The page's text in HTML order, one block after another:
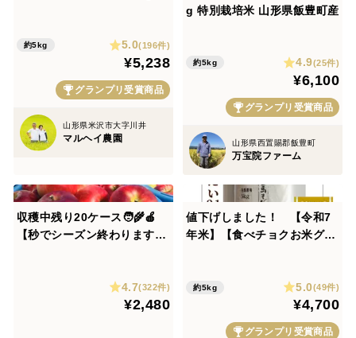
約5kg 5.0(196件)
¥5,238
グランプリ受賞商品
山形県米沢市大字川井
マルヘイ農園
g 特別栽培米 山形県飯豊町産
約5kg 4.9(25件)
¥6,100
グランプリ受賞商品
山形県西置賜郡飯豊町
万宝院ファーム
収穫中残り20ケース🧑‍🌾🍎
【秒でシーズン終わります】
州 安曇野 リンゴ 幻 幻のリン
4.7(322件)
¥2,480
値下げしました！ 【令和7
年米】【食べチョクお米グラ
ゆうだい２１(5kg) 令和3年
度～特別優秀賞を連続受
賞！！ お米 もっちり粒の大
約5kg 5.0(49件)
¥4,700
グランプリ受賞商品